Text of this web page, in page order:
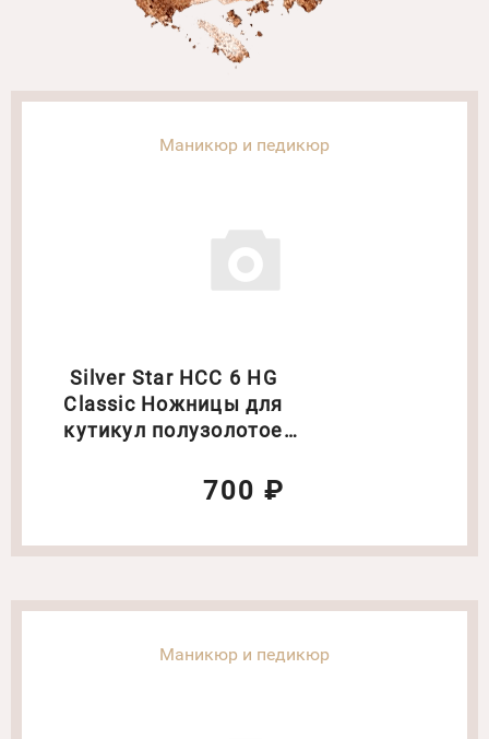
Маникюр и педикюр
Silver Star НСС 6 HG
Classic Ножницы для
кутикул полузолотое
700 ₽
Маникюр и педикюр